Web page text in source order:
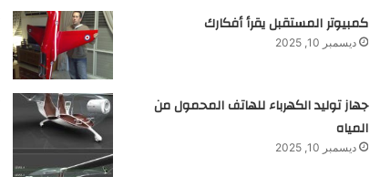
كمبيوتر المستقبل يقرأ أفكارك
ديسمبر 10, 2025
جهاز توليد الكهرباء للهاتف المحمول من
المياه
ديسمبر 10, 2025